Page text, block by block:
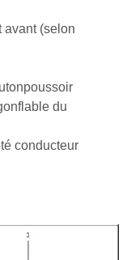
avant (selon
du
conducteur